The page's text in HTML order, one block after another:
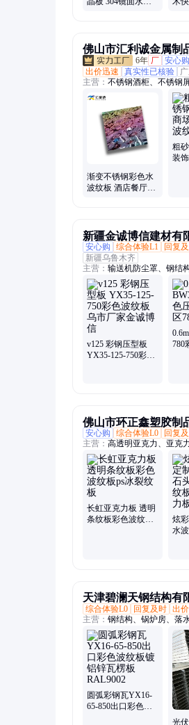
佛山市汇利诚金属制
6年 厂 安心购
出价迅速
真实性已核验
主营： 不锈钢酒柜、不锈钢
金加工、不锈钢制品、不锈
加工、不锈钢机架、激光切
渐变不锈钢彩色水
波纹板 酒店餐厅天
粗
装
新疆金诚博信建材有
安心购
综合体验L1 回复
新疆乌鲁木齐
主营： 输送机防尘罩、钢结
铝镁锰板、聚氨酯板、集装
板、输送机防护罩、输送机
430铝合金、彩钢岩棉、预
面、C型钢
v125 彩钢压型板
YX35-125-750彩色
780
佛山市环正鑫塑胶制
安心购
综合体验L0 回复
主营： 高透明亚克力、亚克
亚克力板、防蓝光亚克力板
板、炫彩板、阻燃板、激光
米雕刻切割
长虹亚克力板 透明
条纹板彩色波纹板
炫
水
天津碧澜天钢结构有
综合体验L0
回复及时 出
主营： 钢结构、锅炉房、落
板、楼衬板、持力板、瓦楞
闭口板、墙面板、压型板、
面底板、彩钢瓦、折弯件、
圆弧彩钢瓦YX16-
65-850出口彩色波
光